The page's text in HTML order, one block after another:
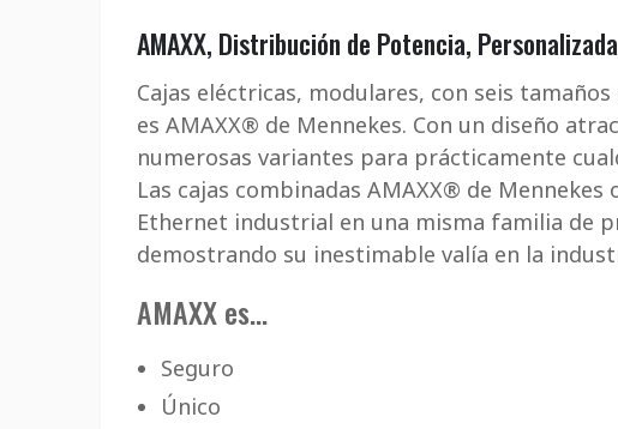
AMAXX, Distribución de Potencia, Personalizada
Cajas eléctricas, modulares, con seis
es AMAXX® de Mennekes. Con un diseño
numerosas variantes para prácticamente
Las cajas combinadas AMAXX® de
Ethernet industrial en una misma familia de
demostrando su inestimable valía en la
AMAXX es...
Seguro
Único